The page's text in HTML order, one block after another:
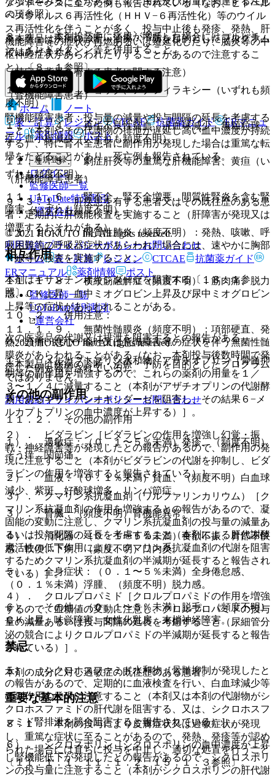
の項参照〕。
８．４． 本剤投与中に痛風が増悪した場合にはコルヒチ
ン、インドメタシン等を併用すること。
（特定の背景を有する患者に関する注意）
（腎機能障害患者）
腎機能障害患者：投与量の減量や投与間隔の延長を考慮する
こと（本剤やその代謝物の排泄が遅延し高い血中濃度が持続
する）、特に腎不全患者に副作用が発現した場合は重篤な転
帰をたどることがあり、死亡例も報告されている。
（肝機能障害患者）
９．３．１． 肝疾患を有する患者又はその既往歴のある患
者：定期的に肝機能検査を実施すること（肝障害が発現又は
増悪するおそれがある）。
相互作用
本剤はキサンチンオキシダーゼを阻害する〔１８．１参
照〕。
１０．２． 併用注意：
次の医薬品の代謝又は排泄を阻害するとの報告がある。
１）． メルカプトプリン水和物、アザチオプリン［骨髄抑
制等の副作用を増強するので、これらの薬剤の用量を１／
３〜１／４に減量すること（本剤がアザチオプリンの代謝酵
素であるキサンチンオキシダーゼを阻害し、その結果６−メ
ルカプトプリンの血中濃度が上昇する）］。
２）． ビダラビン［ビダラビンの作用を増強し幻覚・振
戦・神経障害等が発現したとの報告があるので、副作用の発
現に注意すること（本剤がビダラビンの代謝を抑制し、ビダ
ラビンの作用を増強すると報告されている）］。
３）． クマリン系抗凝血剤（ワルファリンカリウム）［ク
マリン系抗凝血剤の作用を増強するとの報告があるので、凝
固能の変動に注意し、クマリン系抗凝血剤の投与量の減量あ
るいは投与間隔の延長を考慮すること（本剤による肝代謝酵
素活性の低下作用により、クマリン系抗凝血剤の代謝を阻害
するためクマリン系抗凝血剤の半減期が延長すると報告され
ている）］。
４）． クロルプロパミド［クロルプロパミドの作用を増強
するので、血糖値の変動に注意し、クロルプロパミドの投与
量の減量あるいは投与間隔の延長を考慮すること（尿細管分
泌の競合によりクロルプロパミドの半減期が延長すると報告
されている）］。
５）． シクロホスファミド水和物［骨髄抑制が発現したと
の報告があるので、定期的に血液検査を行い、白血球減少等
の副作用の発現に注意すること（本剤又は本剤の代謝物がシ
クロホスファミドの肝代謝を阻害する、又は、シクロホスフ
ァミド腎排泄を競合阻害すると報告されている）］。
６）． シクロスポリン［シクロスポリンの血中濃度が上昇
し腎機能低下が発現したとの報告があるので、シクロスポリ
ンの投与量に注意すること（本剤がシクロスポリンの肝代謝
アシドーシスに至った例も報告されている（なお、ヒトヘル
ペスウイルス６再活性化（ＨＨＶ−６再活性化）等のウイル
ス再活性化を伴うことが多く、投与中止後も発疹、発熱、肝
機能障害等の症状が再燃あるいは遷延化したり、脳炎等の中
枢神経症状があらわれたりすることがあるので注意するこ
と）〔８．１参照〕。
１１．１．３． ショック、アナフィラキシー（いずれも頻
度不明）。
１１．１．４． 再生不良性貧血、汎血球減少、無顆粒球
症、血小板減少（いずれも頻度不明）。
１１．１．５． 劇症肝炎等の重篤な肝機能障害、黄疸（い
ずれも頻度不明）。
１１．１．６． 腎不全、腎不全増悪、間質性腎炎を含む腎
障害（いずれも頻度不明）。
１１．１．７． 間質性肺炎（頻度不明）：発熱、咳嗽、呼
吸困難等の呼吸器症状があらわれた場合には、速やかに胸部
Ｘ線等の検査を実施すること。
１１．１．８． 横紋筋融解症（頻度不明）：筋肉痛、脱力
感、ＣＫ上昇、血中ミオグロビン上昇及び尿中ミオグロビン
上昇等の症状があらわれることがある。
１１．１．９． 無菌性髄膜炎（頻度不明）：項部硬直、発
熱、頭痛、悪心・嘔吐又は意識障害等の症状を伴う無菌性髄
膜炎があらわれることがある（なお、本剤投与後数時間で発
症した例も報告されている）。
その他の副作用
１１．２． その他の副作用
１）． 過敏症：（０．１〜５％未満）発疹、（頻度不明）
そう痒、関節痛。
２）． 血液：（０．１％未満）貧血、（頻度不明）白血球
減少、紫斑、好酸球増多、リンパ節症。
３）． 腎臓：（頻度不明）腎機能異常。
４）． 消化器：（０．１〜５％未満）食欲不振、胃部不快
感、軟便、下痢、（頻度不明）口内炎。
５）． 全身症状：（０．１〜５％未満）全身倦怠感、
（０．１％未満）浮腫、（頻度不明）脱力感。
６）． その他：（０．１〜５％未満）脱毛、（頻度不明）
ＣＫ上昇、味覚障害、女性化乳房、末梢神経障害。
禁忌
本剤の成分に対し過敏症の既往歴のある患者。
重要な基本的注意
８．１． 本剤の投与により皮膚症状又は過敏症状が発現
し、重篤な症状に至ることがあるので、発熱、発疹等が認め
られた場合には直ちに投与を中止し、適切な処置を行うこと
〔１１．１．１、１１．１．２、１５．１．３参照〕。
※本製品は疾病の診断・治療・予防を目的としたプログラム
ではありません。
ホーム
ノート
表・計算
レジメン CTCAE 抗菌薬ガイド
ERマニュ
アル
薬剤情報 ポスト
新規登録
ログイン
監修医師一覧
UpToDate特別割引
運営会社
© 2021 HOKUTO Inc. All rights reserved.
利用規約プライバシーポリシーお問い合わせ
ホーム
表・計算 レジメン CTCAE
抗菌薬ガイド
ERマニュアル
薬剤情報 ポスト
監修医師一覧
UpToDate特別割引
運営会社
© 2021 HOKUTO Inc. All rights reserved.
※本製品は疾病の診断・治療・予防を目的としたプログラム
ではありません。
利用規約プライバシーポリシーお問い合わせ